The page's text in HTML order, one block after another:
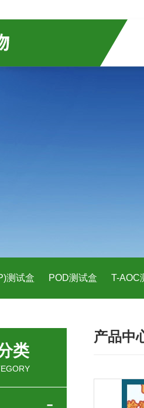
测试盒 POD测试盒 T-AOC
式钴氨素2(HTSB2)elisa试剂盒现
(SPH)elisa试剂盒现货速发
卵巢抗体(Anti-OV Ab)elisa试剂盒
类
产品中